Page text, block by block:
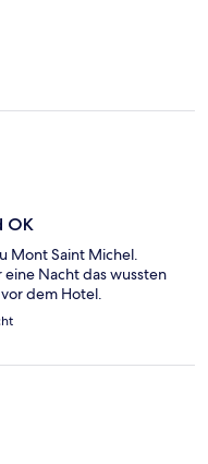
OK
Mont Saint Michel.
eine Nacht das wussten
dem Hotel.